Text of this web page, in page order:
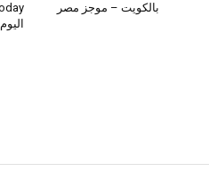
بالكويت – موجز مصر
اليوم 20 مايو~أيار 2016 – موجز مصر